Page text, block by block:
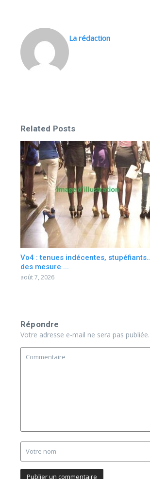
La rédaction
Related Posts
Vo4 : tenues indécentes,
des mesure ...
août 7, 2026
Répondre
Votre adresse e-mail ne sera pas publiée.